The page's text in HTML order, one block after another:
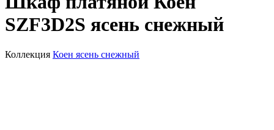
SZF3D2S ясень снежный
Коллекция Коен ясень снежный